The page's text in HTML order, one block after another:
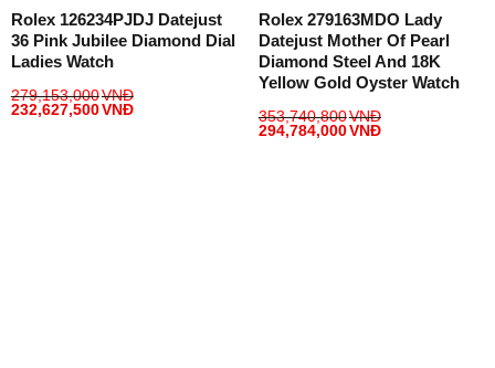
Rolex 126234PJDJ Datejust
36 Pink Jubilee Diamond Dial
Ladies Watch
279,153,000VNĐ
232,627,500VNĐ
Rolex 279163MDO Lady
Datejust Mother Of Pearl
Diamond Steel And 18K
Yellow Gold Oyster Watch
353,740,800VNĐ
294,784,000VNĐ